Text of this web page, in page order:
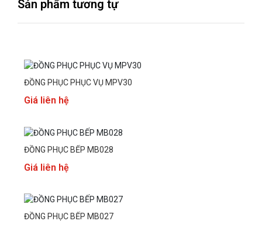
Sản phẩm tương tự
ĐỒNG PHỤC PHỤC VỤ MPV30
Giá liên hệ
ĐỒNG PHỤC BẾP MB028
Giá liên hệ
ĐỒNG PHỤC BẾP MB027